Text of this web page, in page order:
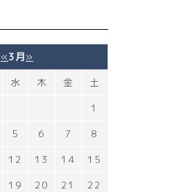
«3月»
水 木 金
土
1
5 6 7
8
12 13 14
15
19 20 21
22